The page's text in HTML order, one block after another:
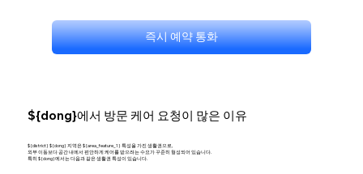
즉시 예약 통화
${dong}에서 방문 케어 요청이 많은 이유
${district} ${dong} 지역은 ${area_feature_1} 특성을 가진 생활권으로,
외부 이동보다 공간 내에서 편안하게 케어를 받으려는 수요가 꾸준히 형성되어 있습니다.
특히 ${dong}에서는 다음과 같은 생활권 특성이 있습니다.